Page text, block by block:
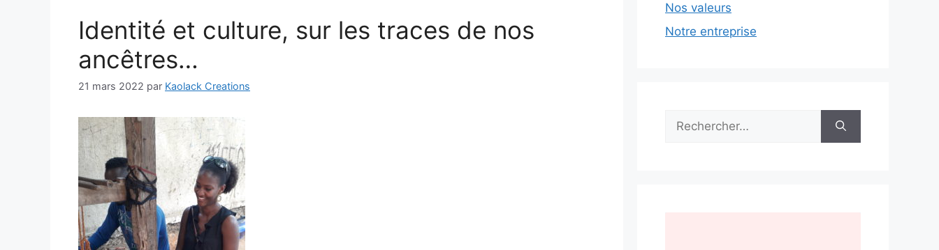
Identité et culture, sur les traces de nos
ancêtres…
21 mars 2022 par Kaolack Creations
Nos valeurs
Notre entreprise